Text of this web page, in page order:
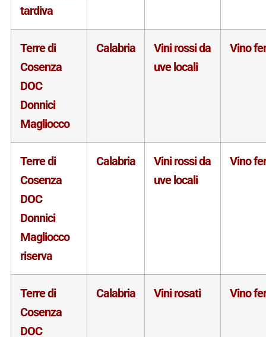
tardiva
Terre di
Cosenza
DOC
Donnici
Magliocco
Calabria
Vini rossi da
uve locali
Vino
Terre di
Cosenza
DOC
Donnici
Magliocco
riserva
Calabria
Vini rossi da
uve locali
Vino
Terre di
Cosenza
DOC
Calabria Vini rosati Vino